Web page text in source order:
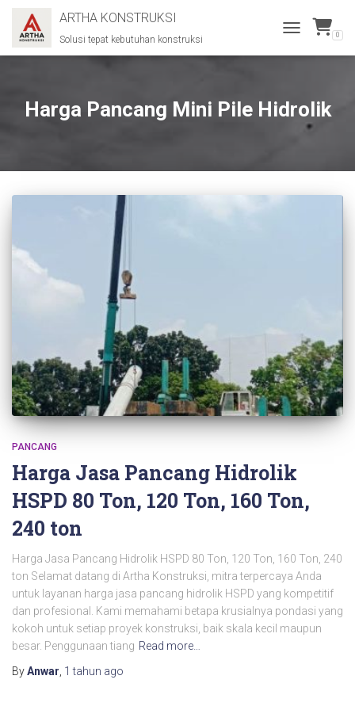
ARTHA KONSTRUKSI
Solusi tepat kebutuhan konstruksi
NAVIGATION
0
Harga Pancang Mini Pile Hidrolik
PANCANG
Harga Jasa Pancang Hidrolik
HSPD 80 Ton, 120 Ton, 160 Ton,
240 ton
Harga Jasa Pancang Hidrolik HSPD 80 Ton, 120 Ton, 160 Ton, 240
ton Selamat datang di Artha Konstruksi, mitra terpercaya Anda
untuk layanan harga jasa pancang hidrolik HSPD yang kompetitif
dan profesional. Kami memahami betapa krusialnya pondasi yang
kokoh untuk setiap proyek konstruksi, baik skala kecil maupun
besar. Penggunaan tiang Read more…
ByAnwar 1 tahun ago